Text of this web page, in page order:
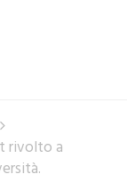
rivolto a